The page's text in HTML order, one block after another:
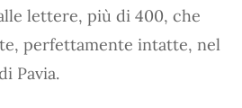
lettere, più di 400, che
perfettamente intatte, nel
Pavia.